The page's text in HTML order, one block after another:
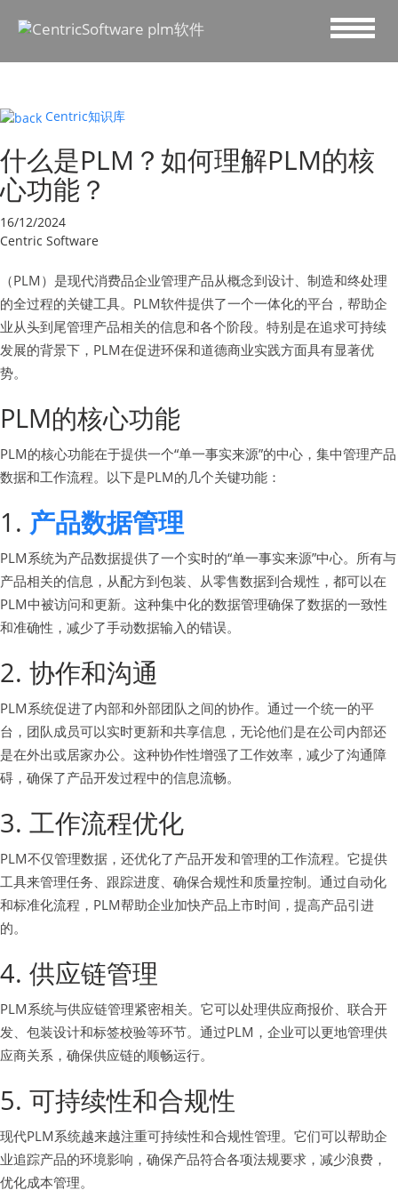
Centric知识库
什么是PLM？如何理解PLM的核
心功能？
16/12/2024
Centric Software
（PLM）是现代消费品企业管理产品从概念到设计、制造和终处理
的全过程的关键工具。PLM软件提供了一个一体化的平台，帮助企
业从头到尾管理产品相关的信息和各个阶段。特别是在追求可持续
发展的背景下，PLM在促进环保和道德商业实践方面具有显著优
势。
PLM的核心功能
PLM的核心功能在于提供一个“单一事实来源”的中心，集中管理产品
数据和工作流程。以下是PLM的几个关键功能：
1. 产品数据管理
PLM系统为产品数据提供了一个实时的“单一事实来源”中心。所有与
产品相关的信息，从配方到包装、从零售数据到合规性，都可以在
PLM中被访问和更新。这种集中化的数据管理确保了数据的一致性
和准确性，减少了手动数据输入的错误。
2. 协作和沟通
PLM系统促进了内部和外部团队之间的协作。通过一个统一的平
台，团队成员可以实时更新和共享信息，无论他们是在公司内部还
是在外出或居家办公。这种协作性增强了工作效率，减少了沟通障
碍，确保了产品开发过程中的信息流畅。
3. 工作流程优化
PLM不仅管理数据，还优化了产品开发和管理的工作流程。它提供
工具来管理任务、跟踪进度、确保合规性和质量控制。通过自动化
和标准化流程，PLM帮助企业加快产品上市时间，提高产品引进
的。
4. 供应链管理
PLM系统与供应链管理紧密相关。它可以处理供应商报价、联合开
发、包装设计和标签校验等环节。通过PLM，企业可以更地管理供
应商关系，确保供应链的顺畅运行。
5. 可持续性和合规性
现代PLM系统越来越注重可持续性和合规性管理。它们可以帮助企
业追踪产品的环境影响，确保产品符合各项法规要求，减少浪费，
优化成本管理。